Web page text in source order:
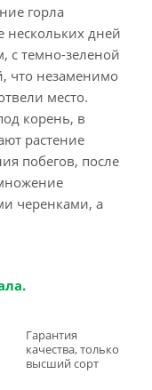
горла
нескольких дней
с темно-зеленой
что незаменимо
место.
корень, в
растение
побегов, после
черенками, а
Гарантия
качества, только
высший сорт